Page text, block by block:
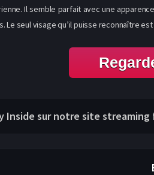
Il semble parfait avec une
seul visage qu’il puisse reconnaître est
Inside sur notre site streaming